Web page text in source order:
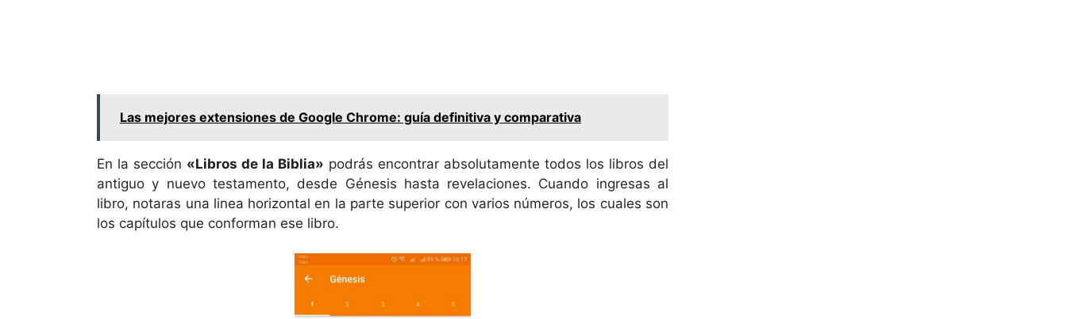
Las mejores extensiones de Google Chrome: guía definitiva y comparativa
En la sección «Libros de la Biblia» podrás encontrar absolutamente todos los libros del
antiguo y nuevo testamento, desde Génesis hasta revelaciones. Cuando ingresas al
libro, notaras una linea horizontal en la parte superior con varios números, los cuales son
los capítulos que conforman ese libro.